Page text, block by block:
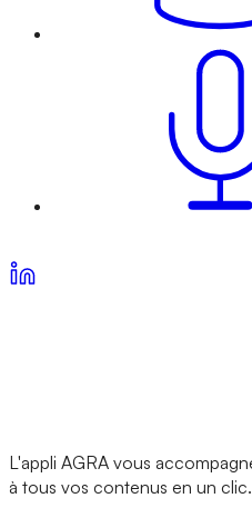
L'appli AGRA vous
à tous vos contenus en un clic.